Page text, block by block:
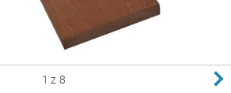
1 z 8